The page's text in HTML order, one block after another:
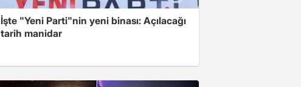
İşte "Yeni Parti"nin yeni binası: Açılacağı
tarih manidar